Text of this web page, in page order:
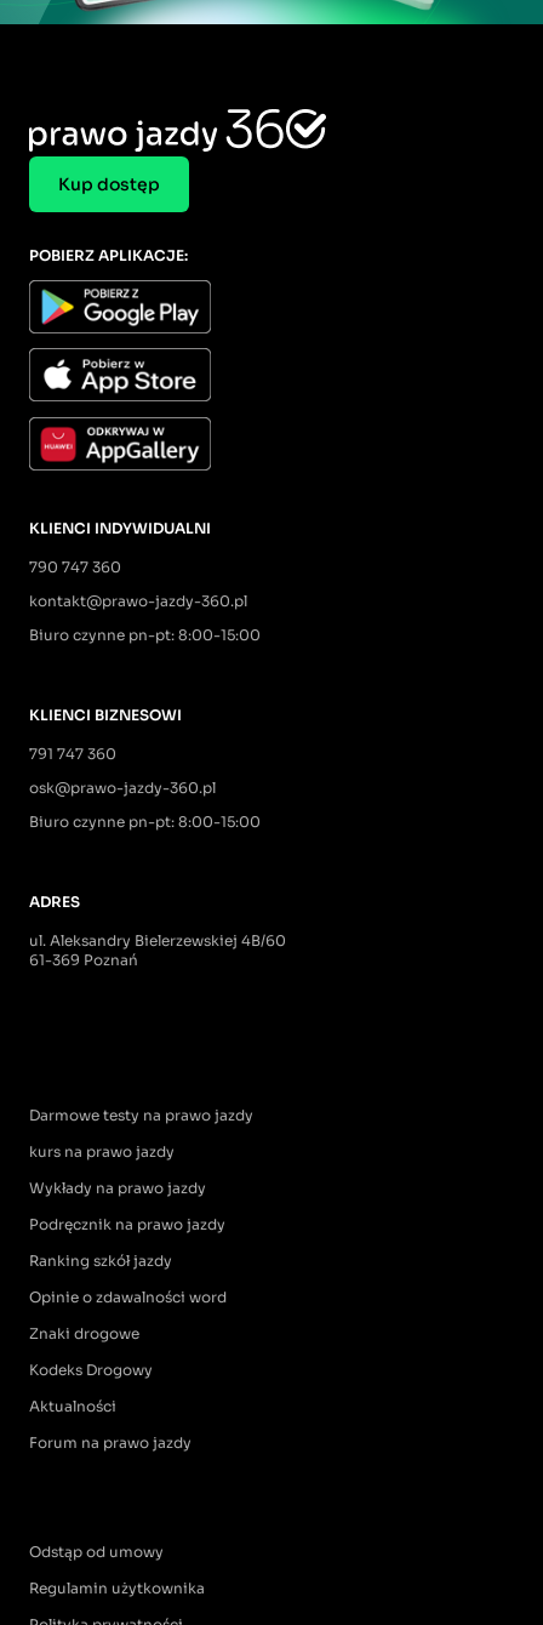
Kup dostęp
KLIENCI INDYWIDUALNI
790 747 360
kontakt@prawo-jazdy-360.pl
Biuro czynne pn-pt: 8:00-15:00
KLIENCI BIZNESOWI
791 747 360
osk@prawo-jazdy-360.pl
Biuro czynne pn-pt: 8:00-15:00
ADRES
ul. Aleksandry Bielerzewskiej 4B/60
61-369 Poznań
Darmowe testy na prawo jazdy
kurs na prawo jazdy
Wykłady na prawo jazdy
Podręcznik na prawo jazdy
Ranking szkół jazdy
Opinie o zdawalności word
Znaki drogowe
Kodeks Drogowy
Aktualności
Forum na prawo jazdy
Odstąp od umowy
Regulamin użytkownika
POBIERZ APLIKACJE: